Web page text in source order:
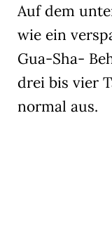
Auf dem
wie ein
Gua-Sha-
drei bis vier
normal aus.